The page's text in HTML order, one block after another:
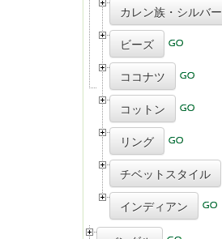
カレン族・シルバー
ビーズ
ココナツ
コットン
リング
チベットスタイル
インディアン